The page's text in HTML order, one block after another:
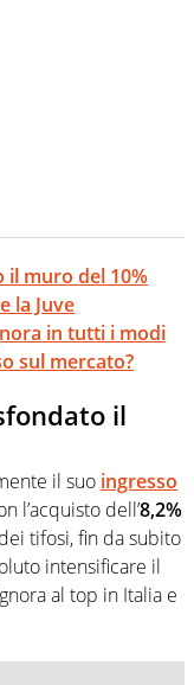
il muro del 10%
la Juve
in tutti i modi
sul mercato?
il
il suo ingresso
l’acquisto dell’8,2%
tifosi, fin da subito
intensificare il
al top in Italia e